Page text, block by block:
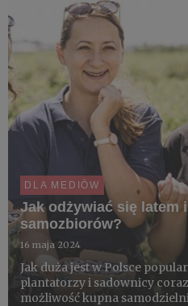
DLA MEDIÓW
Jak odżywiać się latem
samozbiorów?
16 maja 2024
Jak duża jest w Polsce
plantatorzy i sadownicy
możliwość kupna